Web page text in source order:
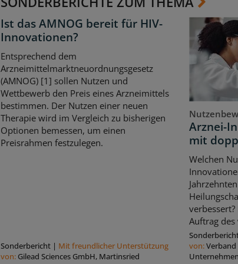
Ist das AMNOG bereit für HIV-
Innovationen?
Entsprechend dem
Arzneimittelmarktneuordnungsgesetz
(AMNOG) [1] sollen Nutzen und
Wettbewerb den Preis eines Arzneimittels
bestimmen. Der Nutzen einer neuen
Therapie wird im Vergleich zu bisherigen
Optionen bemessen, um einen
Preisrahmen festzulegen.
Sonderbericht | Mit freundlicher Unterstützung
von: Gilead Sciences GmbH, Martinsried
Arznei-
mit
Welchen
Auftrag
von: